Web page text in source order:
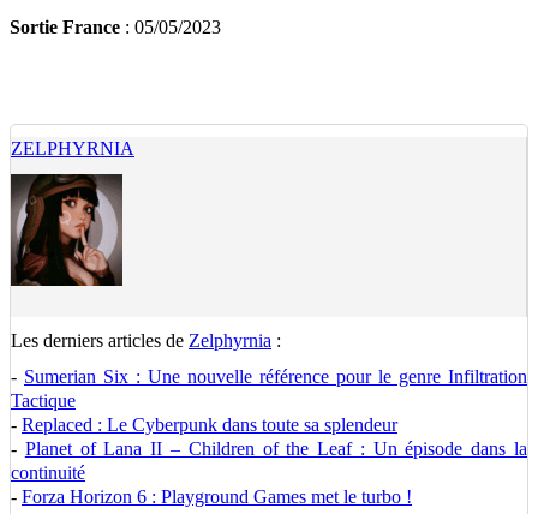
Sortie France : 05/05/2023
ZELPHYRNIA
Les derniers articles de Zelphyrnia :
- Sumerian Six : Une nouvelle référence pour le genre Infiltration
Tactique
- Replaced : Le Cyberpunk dans toute sa splendeur
- Planet of Lana II – Children of the Leaf : Un épisode dans la
continuité
- Forza Horizon 6 : Playground Games met le turbo !